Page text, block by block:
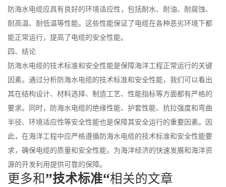
防海水电缆应具有良好的环境适应性，包括耐水、耐油、耐腐蚀、
耐高温、耐低温等性能。这些性能保证了电缆在各种恶劣环境下都
能正常运行，提高了电缆的安全性能。
四、结论
防海水电缆的技术标准和安全性能是保障海洋工程正常运行的关键
因素。通过分析防海水电缆的技术标准和安全性能，我们可以看出
其在结构设计、材料选择、制造工艺、性能指标等方面都有严格的
要求。同时，防海水电缆的绝缘性能、护套性能、抗拉强度和弯曲
半径、环境适应性等安全性能也是保障其安全运行的重要因素。因
此，在海洋工程中应严格遵循防海水电缆的技术标准和安全性能要
求，确保电缆的质量和安全性能，为海洋经济的快速发展和海洋资
源的开发利用提供可靠的保障。
更多和”技术标准“相关的文章